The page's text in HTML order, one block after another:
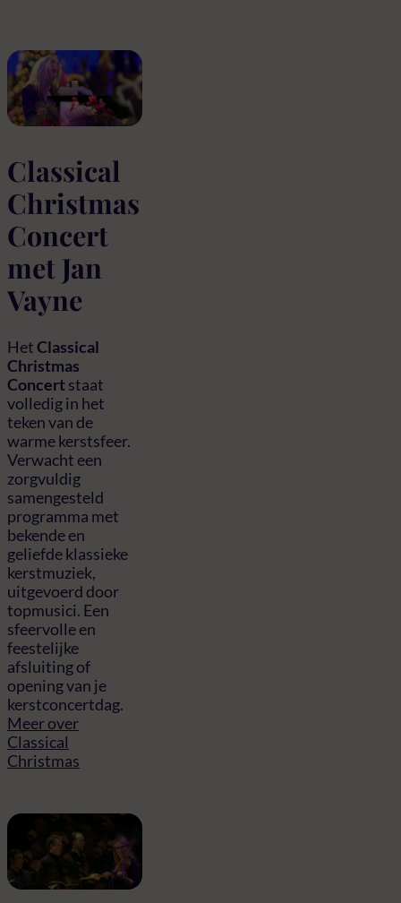
Classical
Christmas
Concert
met Jan
Vayne
HetClassical
Christmas
Concertstaat
volledig in het
teken van de
warme kerstsfeer.
Verwacht een
zorgvuldig
samengesteld
programma met
bekende en
geliefde klassieke
kerstmuziek,
uitgevoerd door
topmusici. Een
sfeervolle en
feestelijke
afsluiting of
opening van je
kerstconcertdag.
Meer over
Classical
Christmas